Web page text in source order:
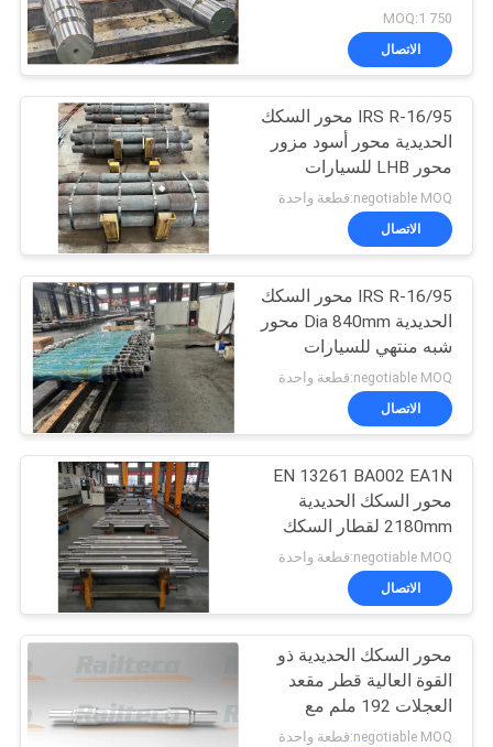
حالات
خريطة
الموقع
PRIVACY
POLICY
مجموعة عجلات
السكك الحديدية
23
عجلات السكك
الحديدية الفولاذية
20
عربات خزانات السكك
الحديدية
3
8
750 MOQ:1
الاتصال
IRS R-16/95 محور السكك
الحديدية محور أسود مزور
محور LHB للسيارات
الحديدية
negotiable MOQ:قطعة واحدة
الاتصال
IRS R-16/95 محور السكك
الحديدية Dia 840mm محور
شبه منتهي للسيارات
الحديدية
negotiable MOQ:قطعة واحدة
الاتصال
EN 13261 BA002 EA1N
محور السكك الحديدية
2180mm لقطار السكك
الحديدية
negotiable MOQ:قطعة واحدة
الاتصال
محور السكك الحديدية ذو
القوة العالية قطر مقعد
العجلات 192 ملم مع
شهادة ISO
negotiable MOQ:قطعة واحدة